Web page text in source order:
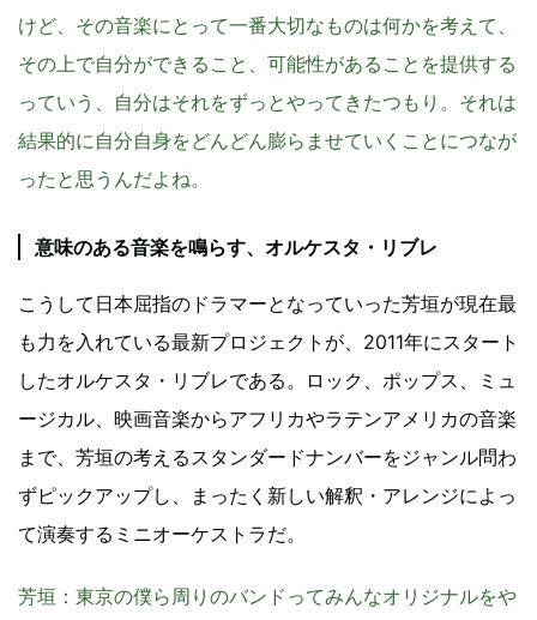
けど、その音楽にとって一番大切なものは何かを考えて、
その上で自分ができること、可能性があることを提供する
っていう、自分はそれをずっとやってきたつもり。それは
結果的に自分自身をどんどん膨らませていくことにつなが
ったと思うんだよね。
意味のある音楽を鳴らす、オルケスタ・リブレ
こうして日本屈指のドラマーとなっていった芳垣が現在最
も力を入れている最新プロジェクトが、2011年にスタート
したオルケスタ・リブレである。ロック、ポップス、ミュ
ージカル、映画音楽からアフリカやラテンアメリカの音楽
まで、芳垣の考えるスタンダードナンバーをジャンル問わ
ずピックアップし、まったく新しい解釈・アレンジによっ
て演奏するミニオーケストラだ。
芳垣 ：東京の僕ら周りのバンドってみんなオリジナルをや